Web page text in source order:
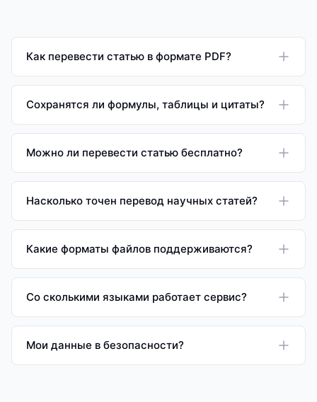
Как перевести статью в формате PDF?
Сохранятся ли формулы, таблицы и цитаты?
Можно ли перевести статью бесплатно?
Насколько точен перевод научных статей?
Какие форматы файлов поддерживаются?
Со сколькими языками работает сервис?
Мои данные в безопасности?